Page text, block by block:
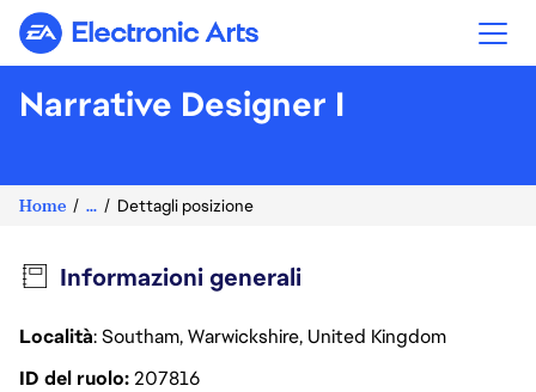
Electronic Arts
Narrative Designer I
Home ... Dettagli posizione
Informazioni generali
Località: Southam, Warwickshire, United Kingdom
ID del ruolo207816